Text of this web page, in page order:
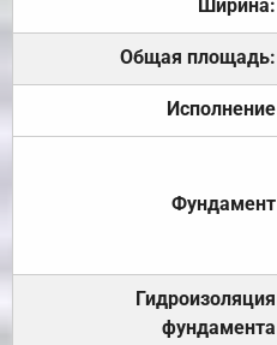
Ширина:
Общая площадь:
Исполнение
Фундамент
Гидроизоляция
фундамента